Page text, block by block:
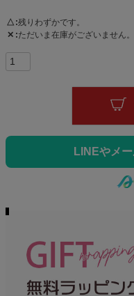
△ 残りわずかです。
✕ ただいま在庫がございません。